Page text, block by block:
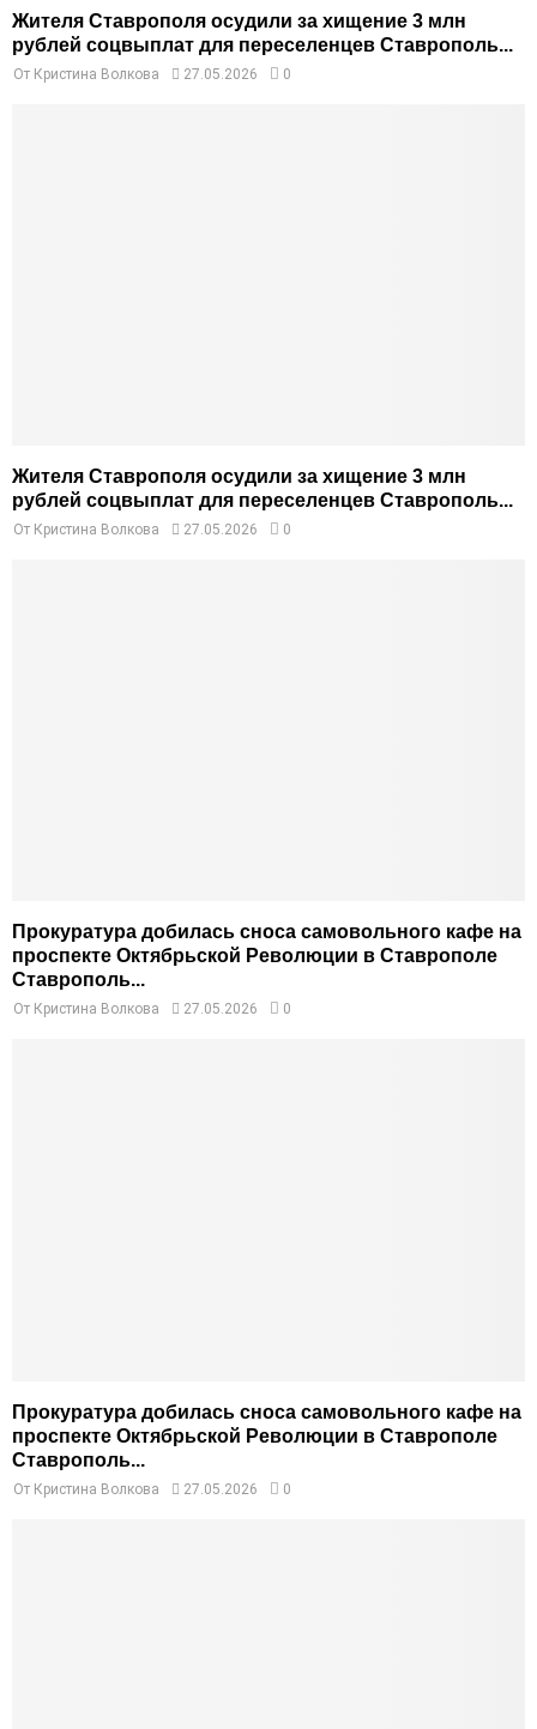
Жителя Ставрополя осудили за хищение 3 млн
рублей соцвыплат для переселенцев Ставрополь...
От Кристина Волкова 27.05.2026 0
Жителя Ставрополя осудили за хищение 3 млн
рублей соцвыплат для переселенцев Ставрополь...
От Кристина Волкова 27.05.2026 0
Прокуратура добилась сноса самовольного кафе на
проспекте Октябрьской Революции в Ставрополе
Ставрополь...
От Кристина Волкова 27.05.2026 0
Прокуратура добилась сноса самовольного кафе на
проспекте Октябрьской Революции в Ставрополе
Ставрополь...
От Кристина Волкова 27.05.2026 0